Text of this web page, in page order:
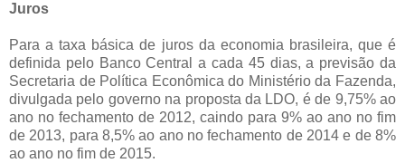
Juros
Para a taxa básica de juros da economia brasileira, que é
definida pelo Banco Central a cada 45 dias, a previsão da
Secretaria de Política Econômica do Ministério da Fazenda,
divulgada pelo governo na proposta da LDO, é de 9,75% ao
ano no fechamento de 2012, caindo para 9% ao ano no fim
de 2013, para 8,5% ao ano no fechamento de 2014 e de 8%
ao ano no fim de 2015.